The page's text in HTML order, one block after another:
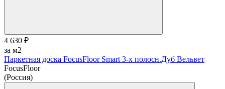
4 630 ₽
за м2
Паркетная доска FocusFloor Smart 3-х полосн.Дуб Вельвет
FocusFloor
(Россия)